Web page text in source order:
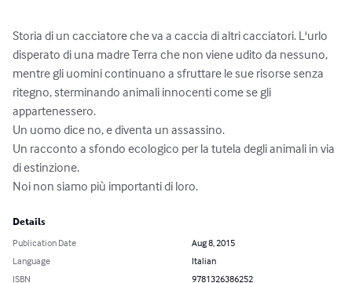
Storia di un cacciatore che va a caccia di altri cacciatori. L'urlo
disperato di una madre Terra che non viene udito da nessuno,
mentre gli uomini continuano a sfruttare le sue risorse senza
ritegno, sterminando animali innocenti come se gli
appartenessero.
Un uomo dice no, e diventa un assassino.
Un racconto a sfondo ecologico per la tutela degli animali in via
di estinzione.
Noi non siamo più importanti di loro.
Details
Publication Date
Aug 8, 2015
Language
Italian
ISBN
9781326386252